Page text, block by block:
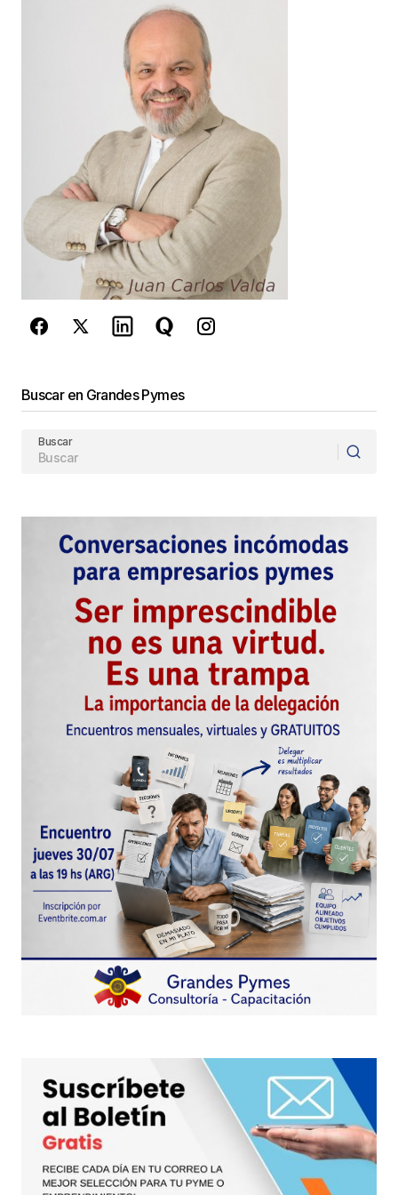
realmente es porque ellos se cierran al yo lo sé
todo, o por ignorancia. Creo que para tener un
buen negocio no se necesita tener muchos
estudios, conozco a personas que solo tienen
terminada la secundaria, pero eso sí tienen lo que
muchos no y es la iniciativa, que tienen un buen
negocio ha pesar de que de pronto les aparezcan
competidores, salen adelante, ya que ellos
actulizan su manera de manejar su negocio, se
documentan o recurren a alguna consultoría.
Isabel Interián
4 marzo, 2010 at 3:52 pm
Responder
Agredezco mucho su comentario y lo
hacerle llegar una reflexion para
estudio pero para lograr que el mismo sea
sostenible en el tiempo y que se desarrolle, si.
Encontrar un negocio puede ser cuestion de
«olfato» o de «angel» como se suele decir,
pero transformarlo en una Empresa implica un
desafio distinto que requiere de ciertas
capacidades y conceptos que no siempre son
Creo que vale la pena dedicarle un tiempo a
reflexionar sobre ello.
Muchas gracias por acompañarnos con su
lectura y participacion
Juan Carlos
Juan Carlos Valda
6 marzo, 2010 at 10:24 am
Responder
Tu dirección de correo electrónico no será
publicada. Los campos obligatorios están
Comentario*
Your Name*
Buscar en Grandes Pymes
Buscar